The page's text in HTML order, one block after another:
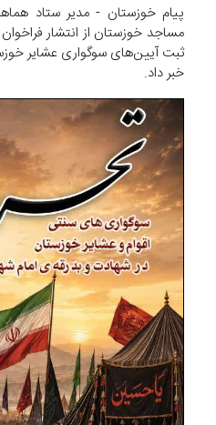
پیام خوزستان - مدیر ستاد
مساجد خوزستان از انتشار
ثبت آیین‌های سوگواری عشایر
خبر داد.